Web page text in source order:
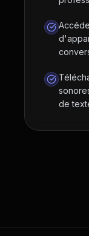
de